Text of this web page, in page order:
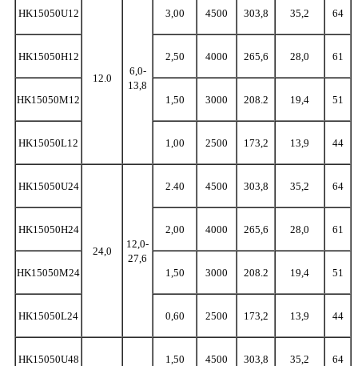
HK15050U12
12.0
6,0-
13,8
3,00 4500 303,8 35,2 64
HK15050H12 2,50 4000 265,6 28,0 61
HK15050M12 1,50 3000 208.2 19,4 51
HK15050L12 1,00 2500 173,2 13,9 44
HK15050U24
24,0
12,0-
27,6
2.40 4500 303,8 35,2 64
HK15050H24 2,00 4000 265,6 28,0 61
HK15050M24 1,50 3000 208.2 19,4 51
HK15050L24 0,60 2500 173,2 13,9 44
HK15050U48 1,50 4500 303,8 35,2 64